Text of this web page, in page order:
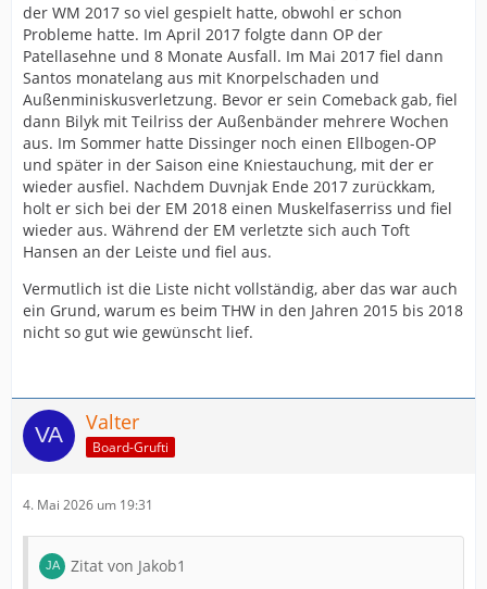
der WM 2017 so viel gespielt hatte, obwohl er schon
Probleme hatte. Im April 2017 folgte dann OP der
Patellasehne und 8 Monate Ausfall. Im Mai 2017 fiel dann
Santos monatelang aus mit Knorpelschaden und
Außenminiskusverletzung. Bevor er sein Comeback gab, fiel
dann Bilyk mit Teilriss der Außenbänder mehrere Wochen
aus. Im Sommer hatte Dissinger noch einen Ellbogen-OP
und später in der Saison eine Kniestauchung, mit der er
wieder ausfiel. Nachdem Duvnjak Ende 2017 zurückkam,
holt er sich bei der EM 2018 einen Muskelfaserriss und fiel
wieder aus. Während der EM verletzte sich auch Toft
Hansen an der Leiste und fiel aus.
Vermutlich ist die Liste nicht vollständig, aber das war auch
ein Grund, warum es beim THW in den Jahren 2015 bis 2018
nicht so gut wie gewünscht lief.
Valter
Board-Grufti
4. Mai 2026 um 19:31
Zitat von Jakob1